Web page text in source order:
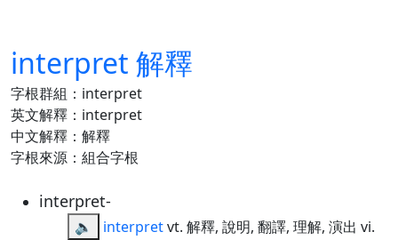
interpret 解釋
字根群組：interpret
英文解釋：interpret
中文解釋：解釋
字根來源：組合字根
interpret-
🔈 interpretvt. 解釋, 說明, 翻譯, 理解, 演出 vi.